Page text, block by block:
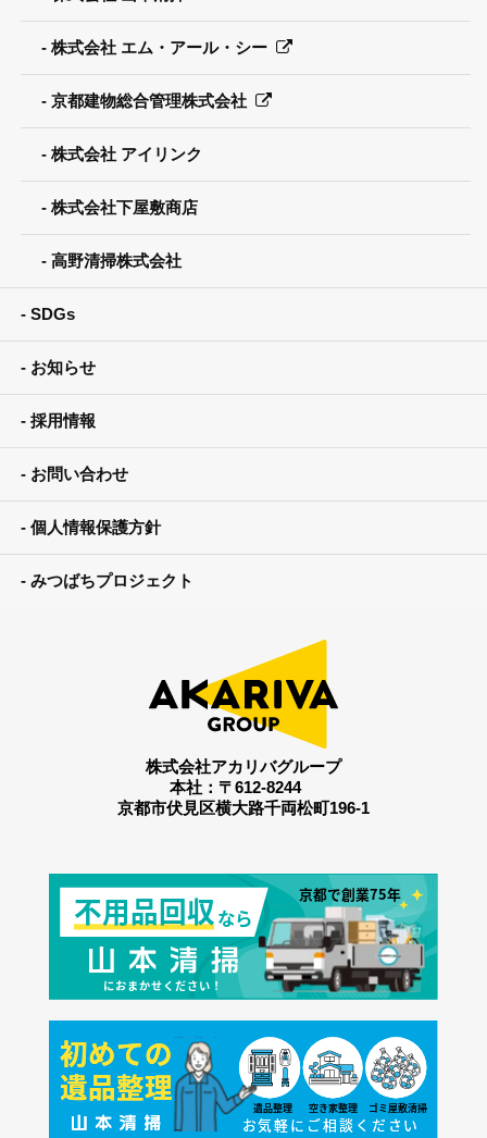
株式会社 エム・アール・シー
京都建物総合管理株式会社
株式会社 アイリンク
株式会社下屋敷商店
高野清掃株式会社
SDGs
お知らせ
採用情報
お問い合わせ
個人情報保護方針
みつばちプロジェクト
株式会社アカリバグループ
本社：〒612-8244
京都市伏見区横大路千両松町196-1